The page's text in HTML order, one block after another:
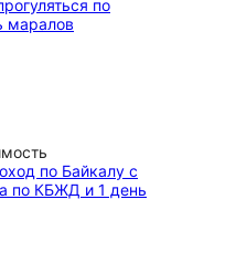
по
маралов